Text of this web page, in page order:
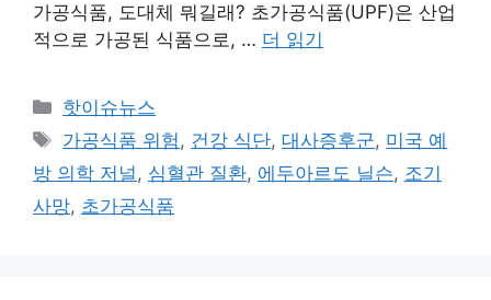
가공식품, 도대체 뭐길래? 초가공식품(UPF)은 산업
적으로 가공된 식품으로, … 더 읽기
카
테
리
핫이슈뉴스
태
그
가공식품 위험, 건강 식단,대사증후군, 미국 예
방 의학 저널, 심혈관 질환, 에두아르도 닐슨, 조기
사망, 초가공식품